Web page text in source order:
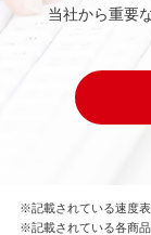
当社から重要
※記載されている速度表
※記載されている各商品